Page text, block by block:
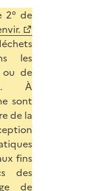
2° de
les
ou de
À
sont
de la
fins
des
de